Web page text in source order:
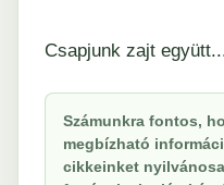
Csapjunk zajt
Számunkra fontos,
megbízható
cikkeinket